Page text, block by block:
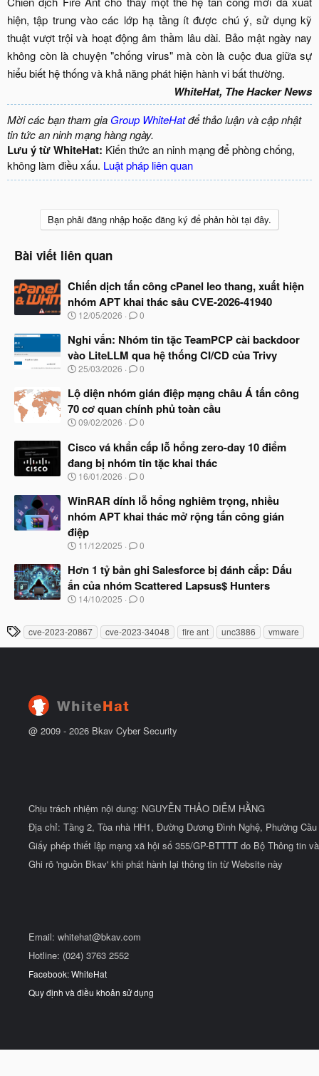
hiện, tập trung vào các lớp hạ tầng ít được chú ý, sử dụng kỹ
thuật vượt trội và hoạt động âm thầm lâu dài. Bảo mật ngày nay
không còn là chuyện "chống virus" mà còn là cuộc đua giữa sự
hiểu biết hệ thống và khả năng phát hiện hành vi bất thường.​
WhiteHat, The Hacker News
Mời các bạn tham gia Group WhiteHatđể thảo luận và cập nhật
tin tức an ninh mạng hàng ngày.
Lưu ý từ WhiteHat: Kiến thức an ninh mạng để phòng chống,
không làm điều xấu. Luật pháp liên quan
Bạn phải đăng nhập hoặc đăng ký để phản hồi tại đây.
Bài viết liên quan
Chiến dịch tấn công cPanel leo thang, xuất hiện
nhóm APT khai thác sâu CVE-2026-41940
N
à
y
b
ắ
đ
ầ
u
12/05/2026 0
Nghi vấn: Nhóm tin tặc TeamPCP cài backdoor
vào LiteLLM qua hệ thống CI/CD của Trivy
N
à
y
b
ắ
đ
ầ
u
25/03/2026 0
Lộ diện nhóm gián điệp mạng châu Á tấn công
70 cơ quan chính phủ toàn cầu
N
à
y
b
ắ
đ
ầ
u
09/02/2026 0
Cisco vá khẩn cấp lỗ hổng zero-day 10 điểm
đang bị nhóm tin tặc khai thác
N
à
b
ắ
t
ầ
u
16/01/2026 0
WinRAR dính lỗ hổng nghiêm trọng, nhiều
nhóm APT khai thác mở rộng tấn công gián
điệp
N
à
b
ắ
đ
ầ
u
11/12/2025 0
Hơn 1 tỷ bản ghi Salesforce bị đánh cắp: Dấu
ấn của nhóm Scattered Lapsus$ Hunters
N
y
u
14/10/2025 0
T
h
cve-2023-20867 cve-2023-34048 fire ant unc3886 vmware
@ 2009 - 2026 Bkav Cyber Security
Chịu trách nhiệm nội dung: NGUYỄN THẢO DIỄM HẰNG
Địa chỉ: Tầng 2, Tòa nhà HH1, Đường Dương Đình Nghệ, Phường
Giấy phép thiết lập mạng xã hội số 355/GP-BTTTT do Bộ Thông tin
Ghi rõ 'nguồn Bkav' khi phát hành lại thông tin từ Website này
Email: whitehat@bkav.com
Hotline: (024) 3763 2552
Facebook: WhiteHat
Quy định và điều khoản sử dụng